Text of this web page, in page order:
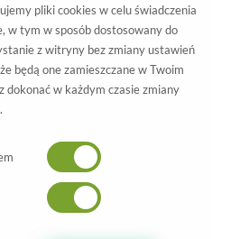
produkty
222 Mar
pliki cookies w celu świadczenia
w tym w sposób dostosowany do
z witryny bez zmiany ustawień
będą one zamieszczane w Twoim
dokonać w każdym czasie zmiany